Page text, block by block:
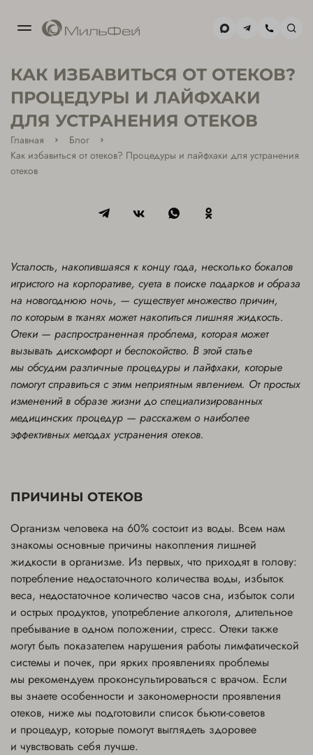
СИТИ
+7(495) 477-59-02
ХАМОВНИКИ
КАК ИЗБАВИТЬСЯ ОТ ОТЕКОВ?
ПРОЦЕДУРЫ И ЛАЙФХАКИ
ДЛЯ УСТРАНЕНИЯ ОТЕКОВ
Главная
Блог
Как избавиться от отеков? Процедуры и лайфхаки для устранения
отеков
Усталость, накопившаяся к концу года, несколько бокалов
игристого на корпоративе, суета в поиске подарков и образа
на новогоднюю ночь, — существует множество причин,
по которым в тканях может накопиться лишняя жидкость.
Отеки — распространенная проблема, которая может
вызывать дискомфорт и беспокойство. В этой статье
мы обсудим различные процедуры и лайфхаки, которые
помогут справиться с этим неприятным явлением. От простых
изменений в образе жизни до специализированных
медицинских процедур — расскажем о наиболее
эффективных методах устранения отеков.
ПРИЧИНЫ ОТЕКОВ
Организм человека на 60% состоит из воды. Всем нам
знакомы основные причины накопления лишней
жидкости в организме. Из первых, что приходят в голову:
потребление недостаточного количества воды, избыток
веса, недостаточное количество часов сна, избыток соли
и острых продуктов, употребление алкоголя, длительное
пребывание в одном положении, стресс. Отеки также
могут быть показателем нарушения работы лимфатической
системы и почек, при ярких проявлениях проблемы
мы рекомендуем проконсультироваться с врачом. Если
вы знаете особенности и закономерности проявления
отеков, ниже мы подготовили список бьюти-советов
и процедур, которые помогут выглядеть здоровее
и чувствовать себя лучше.